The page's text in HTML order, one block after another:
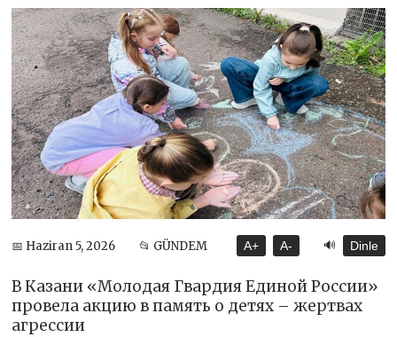
📅 Haziran 5, 2026 📂 GÜNDEM A+ A- 🔊 Dinle
В Казани «Молодая Гвардия Единой России»
провела акцию в память о детях – жертвах
агрессии